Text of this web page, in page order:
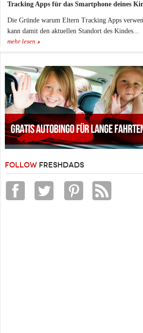
Tracking Apps für das Smartphone deines
Die Gründe warum Eltern Tracking Apps
kann damit den aktuellen Standort des Kindes...
mehr lesen
FOLLOW FRESHDADS